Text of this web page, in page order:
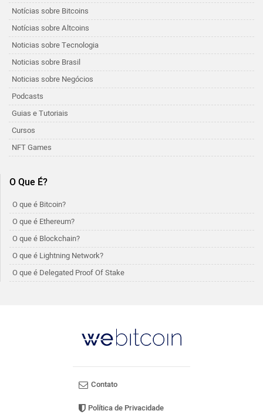
Notícias sobre Bitcoins
Notícias sobre Altcoins
Noticias sobre Tecnologia
Noticias sobre Brasil
Noticias sobre Negócios
Podcasts
Guias e Tutoriais
Cursos
NFT Games
O Que É?
O que é Bitcoin?
O que é Ethereum?
O que é Blockchain?
O que é Lightning Network?
O que é Delegated Proof Of Stake
Contato
Política de Privacidade